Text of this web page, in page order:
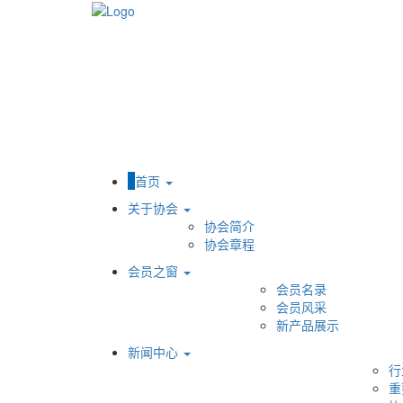
首页
关于协会
协会简介
协会章程
会员之窗
会员名录
会员风采
新产品展示
新闻中心